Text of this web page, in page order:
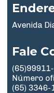
Avenida
Fale
Número
(65) 3346-